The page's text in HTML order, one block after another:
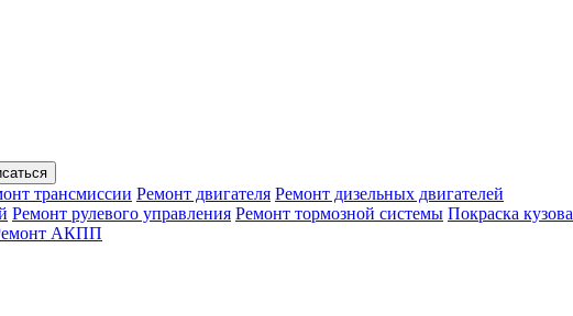
трансмиссии Ремонт двигателя Ремонт дизельных двигателей
Ремонт рулевого управления Ремонт тормозной системы Покраска кузова
АКПП